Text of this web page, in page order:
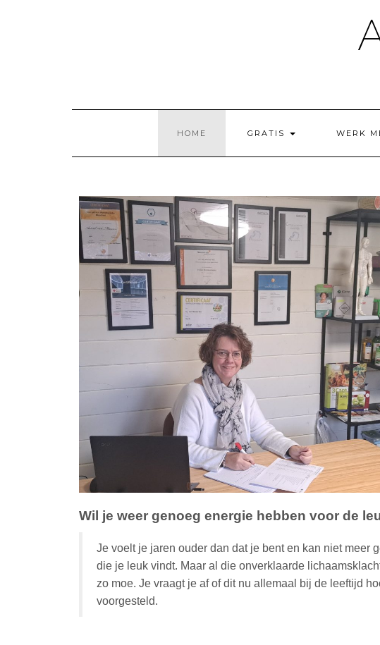
HOME GRATIS WERK
Wil je weer genoeg energie hebben voor de
Je voelt je jaren ouder dan dat je bent en kan niet meer
die je leuk vindt. Maar al die onverklaarde
zo moe. Je vraagt je af of dit nu allemaal bij de leeftijd
voorgesteld.